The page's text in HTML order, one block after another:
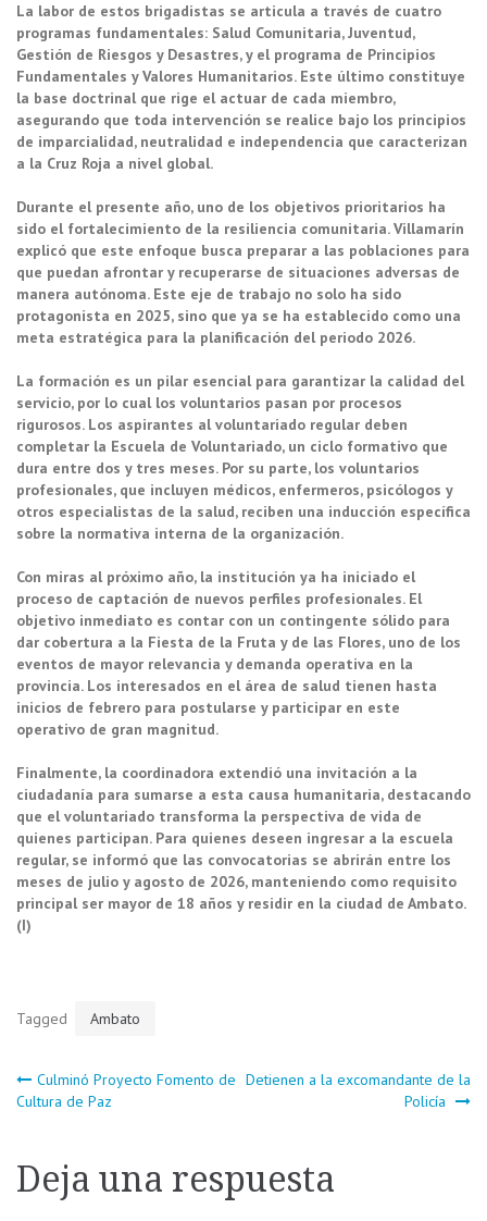
La labor de estos brigadistas se articula a través de cuatro
programas fundamentales: Salud Comunitaria, Juventud,
Gestión de Riesgos y Desastres, y el programa de Principios
Fundamentales y Valores Humanitarios. Este último constituye
la base doctrinal que rige el actuar de cada miembro,
asegurando que toda intervención se realice bajo los principios
de imparcialidad, neutralidad e independencia que caracterizan
a la Cruz Roja a nivel global.
Durante el presente año, uno de los objetivos prioritarios ha
sido el fortalecimiento de la resiliencia comunitaria. Villamarín
explicó que este enfoque busca preparar a las poblaciones para
que puedan afrontar y recuperarse de situaciones adversas de
manera autónoma. Este eje de trabajo no solo ha sido
protagonista en 2025, sino que ya se ha establecido como una
meta estratégica para la planificación del periodo 2026.
La formación es un pilar esencial para garantizar la calidad del
servicio, por lo cual los voluntarios pasan por procesos
rigurosos. Los aspirantes al voluntariado regular deben
completar la Escuela de Voluntariado, un ciclo formativo que
dura entre dos y tres meses. Por su parte, los voluntarios
profesionales, que incluyen médicos, enfermeros, psicólogos y
otros especialistas de la salud, reciben una inducción específica
sobre la normativa interna de la organización.
Con miras al próximo año, la institución ya ha iniciado el
proceso de captación de nuevos perfiles profesionales. El
objetivo inmediato es contar con un contingente sólido para
dar cobertura a la Fiesta de la Fruta y de las Flores, uno de los
eventos de mayor relevancia y demanda operativa en la
provincia. Los interesados en el área de salud tienen hasta
inicios de febrero para postularse y participar en este
operativo de gran magnitud.
Finalmente, la coordinadora extendió una invitación a la
ciudadanía para sumarse a esta causa humanitaria, destacando
que el voluntariado transforma la perspectiva de vida de
quienes participan. Para quienes deseen ingresar a la escuela
regular, se informó que las convocatorias se abrirán entre los
meses de julio y agosto de 2026, manteniendo como requisito
principal ser mayor de 18 años y residir en la ciudad de Ambato.
(I)
Tagged Ambato
Navegación
entradas
Culminó Proyecto Fomento de
Cultura de Paz
Detienen a la excomandante de la
Policía
Deja una respuesta